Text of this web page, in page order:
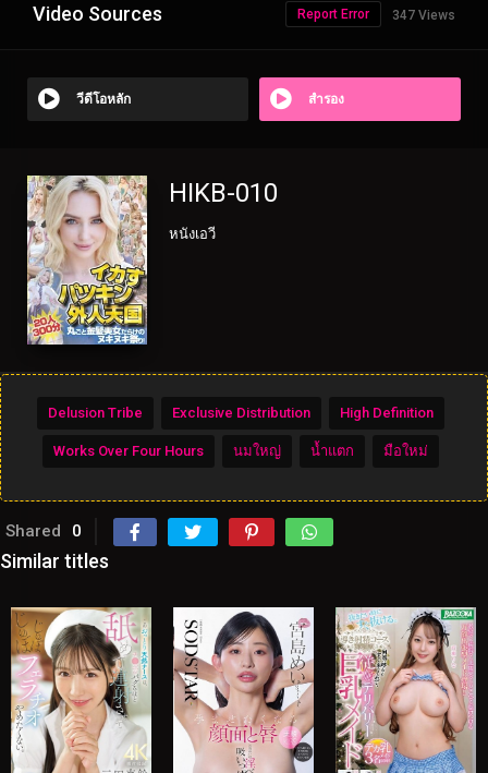
Video Sources 347 Views
Report Error
วีดีโอหลัก สำรอง
HIKB-010
หนังเอวี
Delusion Tribe Exclusive Distribution High Definition
Works Over Four Hours นมใหญ่ น้ำแตก มือใหม่
Shared 0
Similar titles